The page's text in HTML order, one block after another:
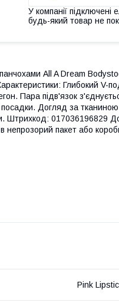
У компанії підключені
будь-який товар не
All A Dream
Глибокий V-
Пара підв'язок
Догляд за
Штрихкод: 017036196829
пакет або
Pink